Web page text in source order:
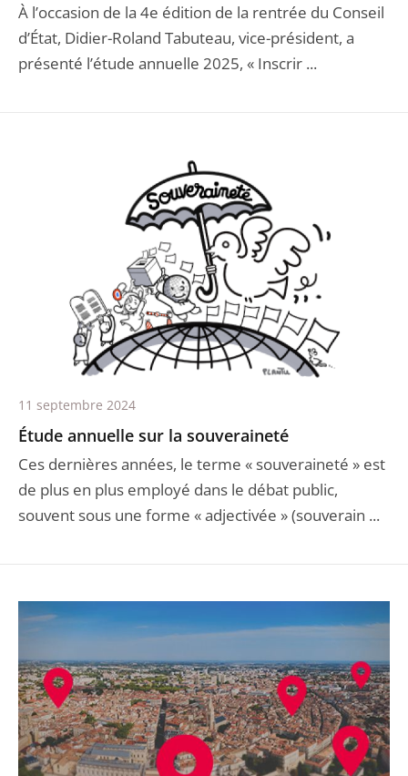
À l’occasion de la 4e édition de la rentrée du Conseil
d’État, Didier-Roland Tabuteau, vice-président, a
présenté l’étude annuelle 2025, « Inscrir ...
Étude annuelle sur la souveraineté
Ces dernières années, le terme « souveraineté » est
de plus en plus employé dans le débat public,
souvent sous une forme « adjectivée » (souverain ...
11 septembre 2024